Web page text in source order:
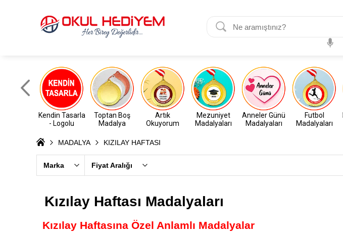
Kendin Tasarla
- Logolu
Toptan Boş
Madalya
Artık
Okuyorum
Mezuniyet
Madalyaları
Anneler Günü
Madalyaları
Futbol
Madalyaları
MADALYA KIZILAY HAFTASI
Marka Fiyat Aralığı
Kızılay Haftası Madalyaları
Kızılay Haftasına Özel Anlamlı Madalyalar